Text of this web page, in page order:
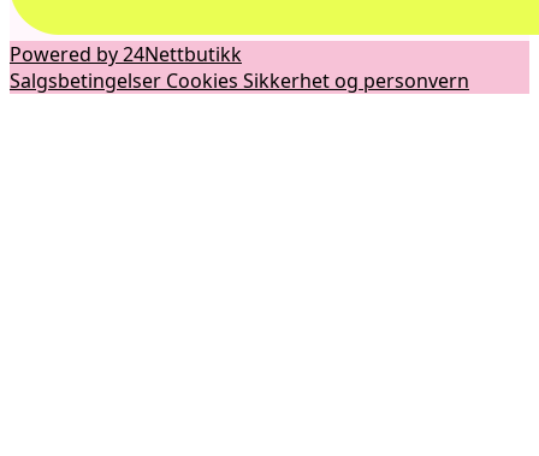
Powered by 24Nettbutikk
Salgsbetingelser Cookies Sikkerhet og personvern